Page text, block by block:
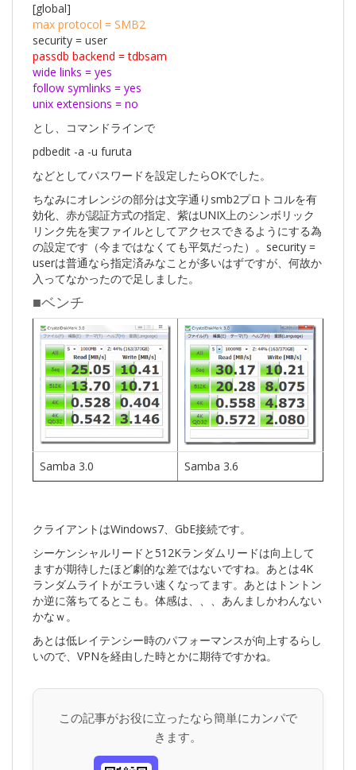
[global]
max protocol = SMB2
security = user
passdb backend = tdbsam
wide links = yes
follow symlinks = yes
unix extensions = no
とし、コマンドラインで
pdbedit -a -u furuta
などとしてパスワードを設定したらOKでした。
ちなみにオレンジの部分は文字通りsmb2プロトコルを有
効化、赤が認証方式の指定、紫はUNIX上のシンボリック
リンク先を実ファイルとしてアクセスできるようにする為
の設定です（今まではなくても平気だった）。security =
userは普通なら指定済みなことが多いはずですが、何故か
入ってなかったので足しました。
■ベンチ
Samba 3.0 Samba 3.6
クライアントはWindows7、GbE接続です。
シーケンシャルリードと512Kランダムリードは向上して
ますが期待したほど劇的な差ではないですね。あとは4K
ランダムライトがエラい速くなってます。あとはトントン
か逆に落ちてるとこも。体感は、、、あんましかわんない
かなｗ。
あとは低レイテンシー時のパフォーマンスが向上するらし
いので、VPNを経由した時とかに期待ですかね。
この記事がお役に立ったなら簡単にカンパで
きます。